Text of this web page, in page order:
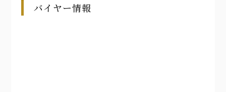
バイヤー情報